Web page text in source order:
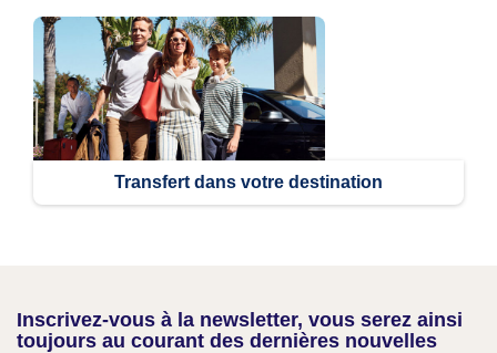
Transfert dans votre destination
Inscrivez-vous à la newsletter, vous serez ainsi
toujours au courant des dernières nouvelles